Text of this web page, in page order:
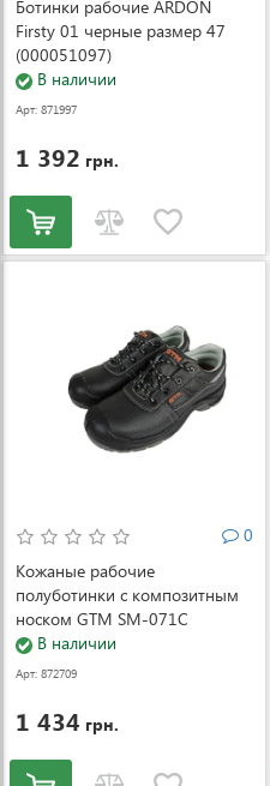
Ботинки рабочие ARDON
Firsty 01 черные размер 47
(000051097)
В наличии
Арт: 871997
1 392 грн.
0
Кожаные рабочие
полуботинки с композитным
носком GTM SM-071C
Евростандарт р.39
В наличии
Арт: 872709
1 434 грн.